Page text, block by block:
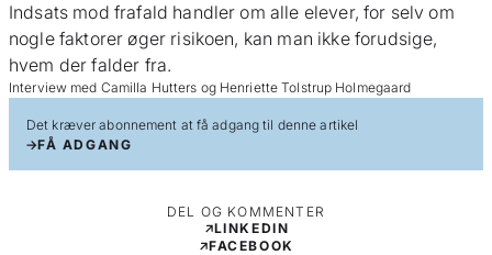
Indsats mod frafald handler om alle elever, for selv om
nogle faktorer øger risikoen, kan man ikke forudsige,
hvem der falder fra.
Interview med Camilla Hutters og Henriette Tolstrup Holmegaard
Det kræver abonnement at få adgang til denne artikel
FÅ ADGANG
DEL OG KOMMENTER
LINKEDIN
FACEBOOK